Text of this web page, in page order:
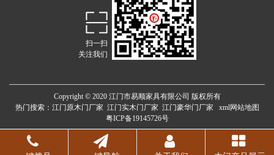
扫一扫
关注我们
Copyright © 2020 江门市易顺家具有限公司 版权所有
热门搜索： 江门原木门厂家 江门实木门厂家 江门豪华门厂家 xml网站地图
粤ICP备19145726号